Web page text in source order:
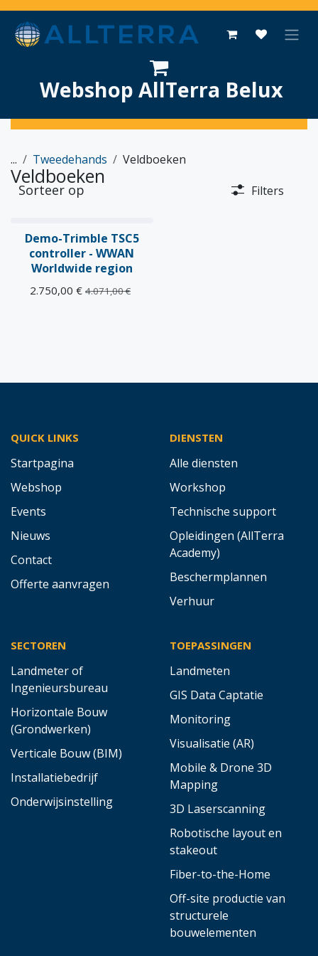
Overslaan naar inhoud
Webshop AllTerra Belux
... Tweedehands Veldboeken
Veldboeken
Sorteer op Filters
Preloved
Demo-Trimble TSC5
controller - WWAN
Worldwide region
2.750,00 € 4.071,00€
QUICK LINKS
Startpagina
Webshop
Events
Nieuws
Contact
Offerte aanvragen
DIENSTEN
Alle diensten
Workshop
Technische support
Opleidingen (AllTerra
Academy)
Beschermplannen
Verhuur
SECTOREN
Landmeter of
Ingenieursbureau
Horizontale Bouw
(Grondwerken)
Verticale Bouw (BIM)
Installatiebedrijf
Onderwijsinstelling
TOEPASSINGEN
Landmeten
GIS Data Captatie
Monitoring
Visualisatie (AR)
Mobile & Drone 3D
Mapping
3D Laserscanning
Robotische layout en
stakeout
Fiber-to-the-Home
Off-site productie van
structurele
bouwelementen